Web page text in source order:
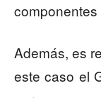
Además, es
este caso el